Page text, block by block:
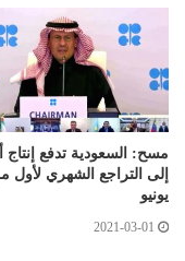
مسح: السعودية تدفع إنتاج
إلى التراجع الشهري لأول
يونيو
2021-03-01